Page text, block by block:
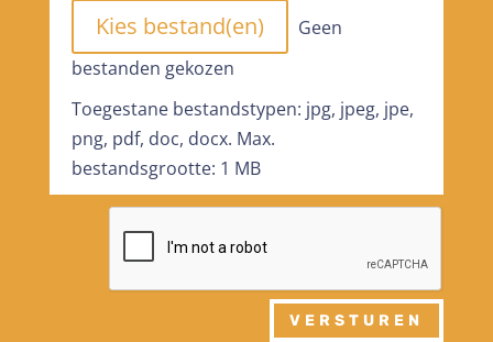
File Input
Kies bestand(en)
Geen
bestanden gekozen
Toegestane bestandstypen: jpg, jpeg, jpe,
png, pdf, doc, docx. Max.
bestandsgrootte: 1 MB
VERSTUREN